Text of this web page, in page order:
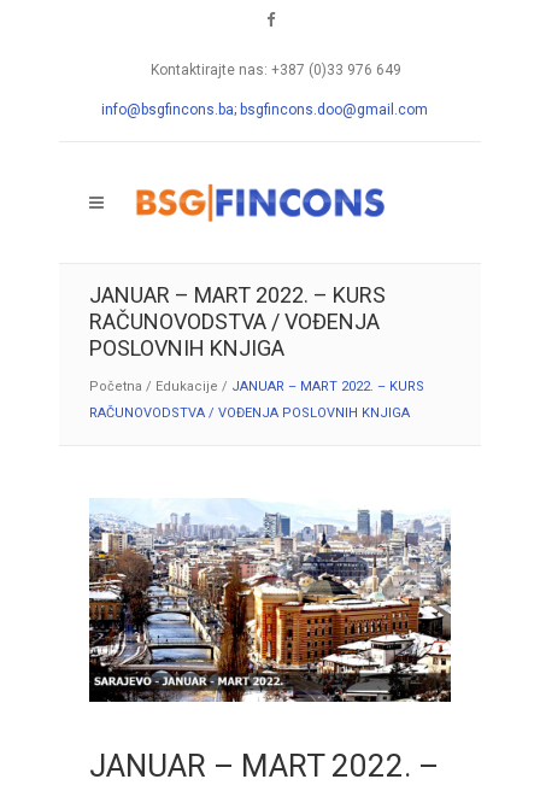
Kontaktirajte nas: +387 (0)33 976 649
info@bsgfincons.ba; bsgfincons.doo@gmail.com
JANUAR – MART 2022. – KURS
RAČUNOVODSTVA / VOĐENJA
POSLOVNIH KNJIGA
Početna / Edukacije / JANUAR – MART 2022. – KURS
RAČUNOVODSTVA / VOĐENJA POSLOVNIH KNJIGA
JANUAR – MART 2022. –